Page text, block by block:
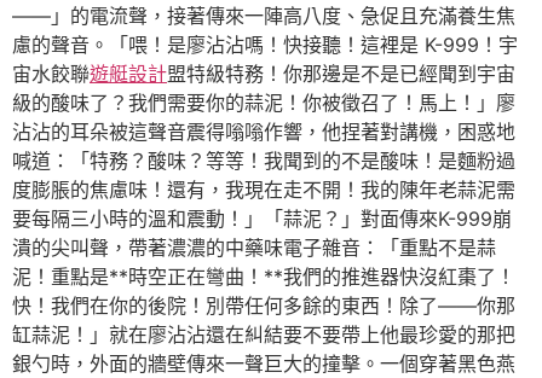
——」的電流聲，接著傳來一陣高八度、急促且充滿養生焦
慮的聲音。「喂！是廖沾沾嗎！快接聽！這裡是 K-999！宇
宙水餃聯遊艇設計盟特級特務！你那邊是不是已經聞到宇宙
級的酸味了？我們需要你的蒜泥！你被徵召了！馬上！」廖
沾沾的耳朵被這聲音震得嗡嗡作響，他捏著對講機，困惑地
喊道：「特務？酸味？等等！我聞到的不是酸味！是麵粉過
度膨脹的焦慮味！還有，我現在走不開！我的陳年老蒜泥需
要每隔三小時的溫和震動！」「蒜泥？」對面傳來K-999崩
潰的尖叫聲，帶著濃濃的中藥味電子雜音：「重點不是蒜
泥！重點是**時空正在彎曲！**我們的推進器快沒紅棗了！
快！我們在你的後院！別帶任何多餘的東西！除了——你那
缸蒜泥！」就在廖沾沾還在糾結要不要帶上他最珍愛的那把
銀勺時，外面的牆壁傳來一聲巨大的撞擊。一個穿著黑色燕